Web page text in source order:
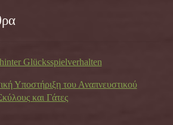
Glücksspielverhalten
Υποστήριξη του Αναπνευστικού
και Γάτες